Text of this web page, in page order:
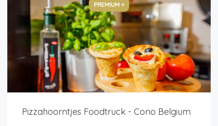
PREMIUM +
Pizzahoorntjes Foodtruck - Cono Belgium